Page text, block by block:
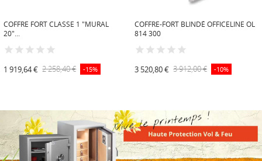
COFFRE FORT CLASSE 1 "MURAL
20"...
1 919,64 € 2 258,40 € -15%
COFFRE-FORT BLINDÉ OFFICELINE OL
814 300
3 520,80 € 3 912,00 € -10%